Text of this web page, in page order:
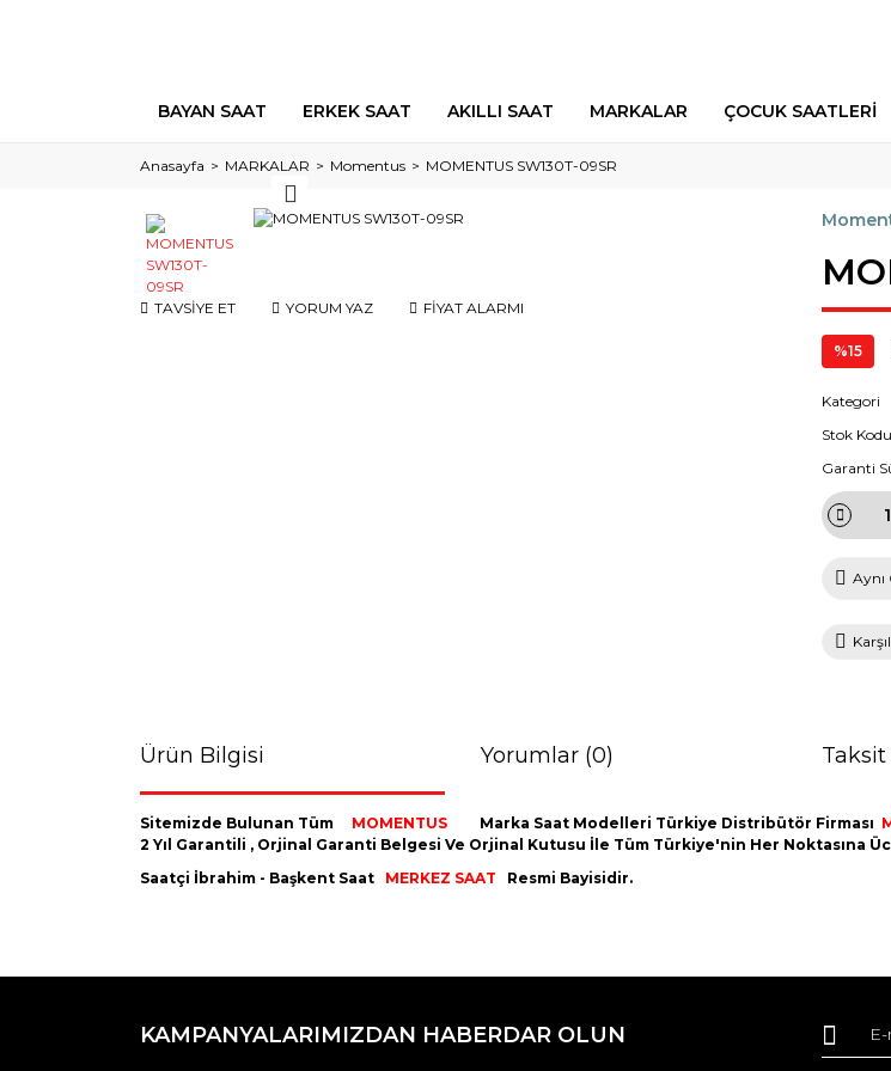
BAYAN SAAT ERKEK SAAT AKILLI SAAT MARKALAR ÇOCUK SAATLERİ
Anasayfa MARKALAR Momentus MOMENTUS SW130T-09SR
TAVSİYE ET YORUM YAZ FİYAT ALARMI
%15
Kategori
Stok Kodu
Garanti
Aynı
Ürün Bilgisi Yorumlar (0)
Sitemizde Bulunan Tüm MOMENTUS Marka Saat Modelleri Türkiye Distribütör Firması
2 Yıl Garantili , Orjinal Garanti Belgesi Ve Orjinal Kutusu İle Tüm Türkiye'nin Her Noktasına
Saatçi İbrahim - Başkent Saat MERKEZ SAAT Resmi Bayisidir.
Yorum Yaz
Görüş ve önerileriniz için teşekkür ederiz.
Ürün resmi kalitesiz, bozuk veya görüntülenemiyor.
KAMPANYALARIMIZDAN HABERDAR OLUN